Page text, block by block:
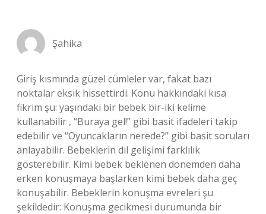
Şahika
Giriş kısmında güzel cümleler var, fakat bazı
noktalar eksik hissettirdi. Konu hakkındaki kısa
fikrim şu: yaşındaki bir bebek bir-iki kelime
kullanabilir , “Buraya gel!” gibi basit ifadeleri takip
edebilir ve “Oyuncakların nerede?” gibi basit soruları
anlayabilir. Bebeklerin dil gelişimi farklılık
gösterebilir. Kimi bebek beklenen dönemden daha
erken konuşmaya başlarken kimi bebek daha geç
konuşabilir. Bebeklerin konuşma evreleri şu
şekildedir: Konuşma gecikmesi durumunda bir